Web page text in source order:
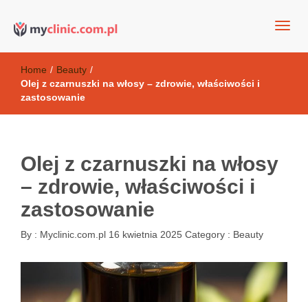
Kosmetyki antyoksydacyjne
Home / Beauty /
Olej z czarnuszki na włosy – zdrowie, właściwości i
zastosowanie
Olej z czarnuszki na włosy
– zdrowie, właściwości i
zastosowanie
By : Myclinic.com.pl 16 kwietnia 2025 Category : Beauty